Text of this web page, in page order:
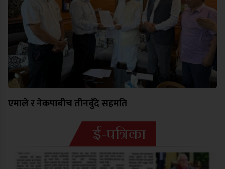
एमाले र नेकपाबीच तीनबुँदे सहमति
ई-पत्रिका